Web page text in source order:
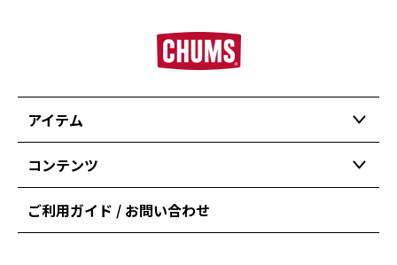
アイテム
コンテンツ
ご利用ガイド / お問い合わせ